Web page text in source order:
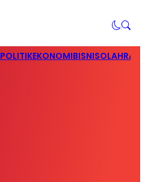
POLITIKEKONOMIBISNIS